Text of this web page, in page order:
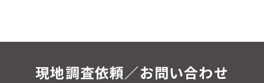
現地調査依頼／お問い合わせ